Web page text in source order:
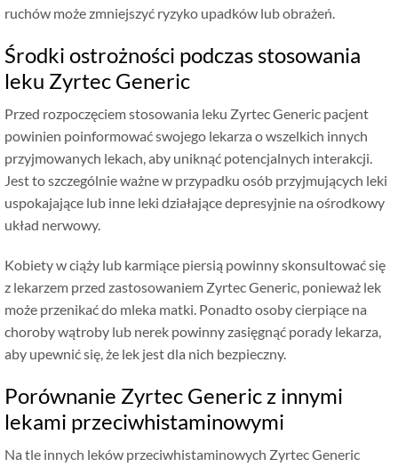
ruchów może zmniejszyć ryzyko upadków lub obrażeń.
Środki ostrożności podczas stosowania
leku Zyrtec Generic
Przed rozpoczęciem stosowania leku Zyrtec Generic pacjent
powinien poinformować swojego lekarza o wszelkich innych
przyjmowanych lekach, aby uniknąć potencjalnych interakcji.
Jest to szczególnie ważne w przypadku osób przyjmujących leki
uspokajające lub inne leki działające depresyjnie na ośrodkowy
układ nerwowy.
Kobiety w ciąży lub karmiące piersią powinny skonsultować się
z lekarzem przed zastosowaniem Zyrtec Generic, ponieważ lek
może przenikać do mleka matki. Ponadto osoby cierpiące na
choroby wątroby lub nerek powinny zasięgnąć porady lekarza,
aby upewnić się, że lek jest dla nich bezpieczny.
Porównanie Zyrtec Generic z innymi
lekami przeciwhistaminowymi
Na tle innych leków przeciwhistaminowych Zyrtec Generic